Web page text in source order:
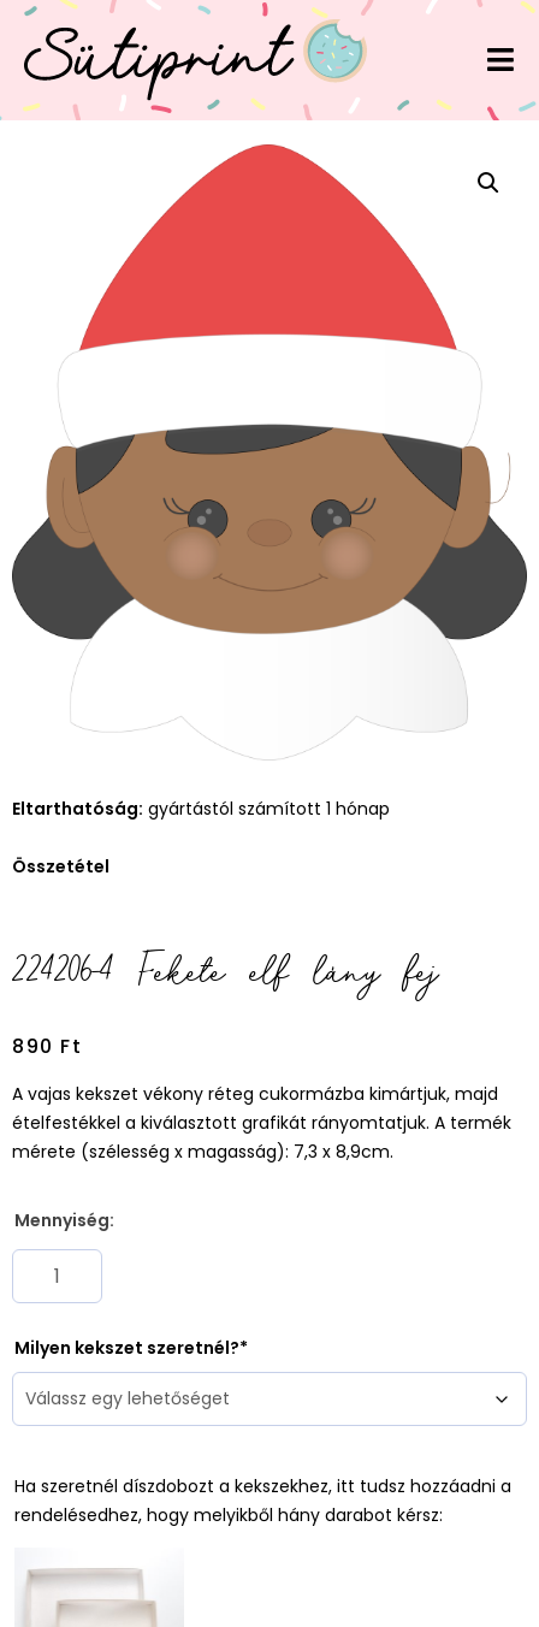
Eltarthatóság: gyártástól számított 1 hónap
Összetétel
224206-4 Fekete elf lány fej
890 Ft
A vajas kekszet vékony réteg cukormázba kimártjuk, majd
ételfestékkel a kiválasztott grafikát rányomtatjuk. A termék
mérete (szélesség x magasság): 7,3 x 8,9cm.
Mennyiség:
Milyen kekszet szeretnél?
Ha szeretnél díszdobozt a kekszekhez, itt tudsz hozzáadni a
rendelésedhez, hogy melyikből hány darabot kérsz: